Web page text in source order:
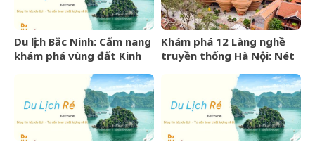
Du lịch Bắc Ninh: Cẩm nang
khám phá vùng đất Kinh
Khám phá 12 Làng nghề
truyền thống Hà Nội: Nét